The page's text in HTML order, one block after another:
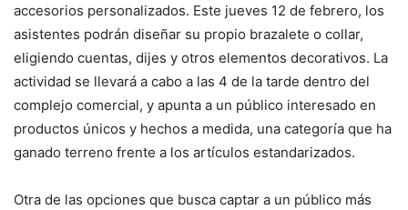
accesorios personalizados. Este jueves 12 de febrero, los
asistentes podrán diseñar su propio brazalete o collar,
eligiendo cuentas, dijes y otros elementos decorativos. La
actividad se llevará a cabo a las 4 de la tarde dentro del
complejo comercial, y apunta a un público interesado en
productos únicos y hechos a medida, una categoría que ha
ganado terreno frente a los artículos estandarizados.
Otra de las opciones que busca captar a un público más